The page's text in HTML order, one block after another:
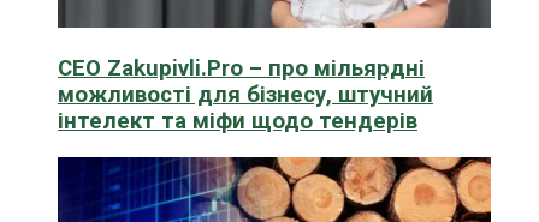
CEO Zakupivli.Pro – про мільярдні
можливості для бізнесу, штучний
інтелект та міфи щодо тендерів